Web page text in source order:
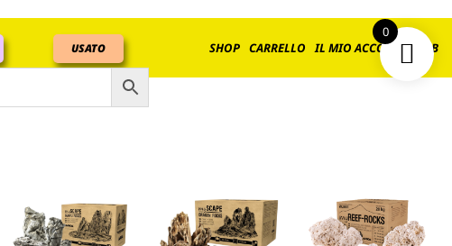
USATO SHOP CARRELLO IL MIO ACCOUNT B2B
0